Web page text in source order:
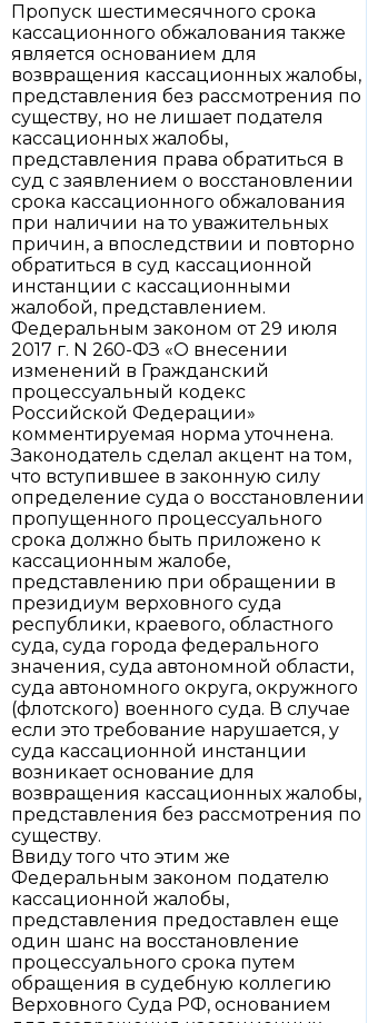
Пропуск шестимесячного срока
кассационного обжалования также
является основанием для
возвращения кассационных жалобы,
представления без рассмотрения по
существу, но не лишает подателя
кассационных жалобы,
представления права обратиться в
суд с заявлением о восстановлении
срока кассационного обжалования
при наличии на то уважительных
причин, а впоследствии и повторно
обратиться в суд кассационной
инстанции с кассационными
жалобой, представлением.
Федеральным законом от 29 июля
2017 г. N 260-ФЗ «О внесении
изменений в Гражданский
процессуальный кодекс
Российской Федерации»
комментируемая норма уточнена.
Законодатель сделал акцент на том,
что вступившее в законную силу
определение суда о восстановлении
пропущенного процессуального
срока должно быть приложено к
кассационным жалобе,
представлению при обращении в
президиум верховного суда
республики, краевого, областного
суда, суда города федерального
значения, суда автономной области,
суда автономного округа, окружного
(флотского) военного суда. В случае
если это требование нарушается, у
суда кассационной инстанции
возникает основание для
возвращения кассационных жалобы,
представления без рассмотрения по
существу.
Ввиду того что этим же
Федеральным законом подателю
кассационной жалобы,
представления предоставлен еще
один шанс на восстановление
процессуального срока путем
обращения в судебную коллегию
Верховного Суда РФ, основанием